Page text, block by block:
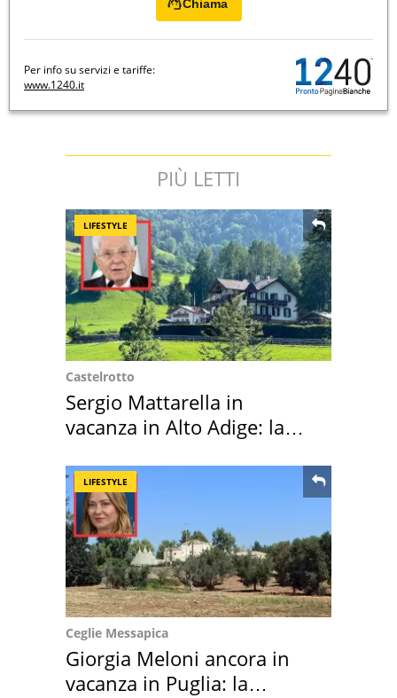
Chiama
Per info su servizi e tariffe:
www.1240.it
PIÙ LETTI
LIFESTYLE
Castelrotto
Sergio Mattarella in
vacanza in Alto Adige: la
LIFESTYLE
Ceglie Messapica
Giorgia Meloni ancora in
vacanza in Puglia: la